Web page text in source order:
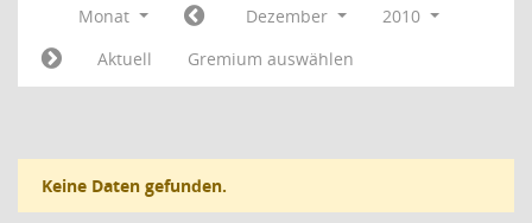
Monat Dezember
2010
Aktuell
Gremium auswählen
Keine Daten gefunden.